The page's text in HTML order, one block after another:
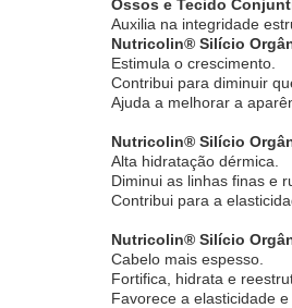
Ossos e Tecido
Auxilia na integridade
Nutricolin® Silício
Estimula o crescimento.
Contribui para diminuir
Ajuda a melhorar a
Nutricolin® Silício
Alta hidratação dérmica.
Diminui as linhas finas e
Contribui para a
Nutricolin® Silício
Cabelo mais espesso.
Fortifica, hidrata e
Favorece a elasticidade